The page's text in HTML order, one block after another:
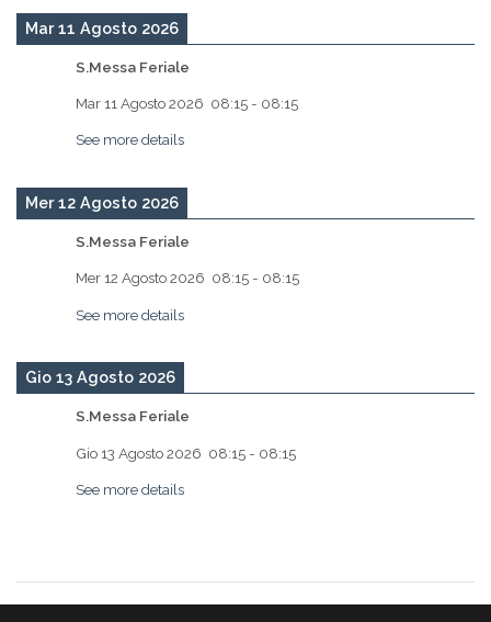
Mar 11 Agosto 2026
S.Messa Feriale
Mar 11 Agosto 2026 08:15 - 08:15
See more details
Mer 12 Agosto 2026
S.Messa Feriale
Mer 12 Agosto 2026 08:15 - 08:15
See more details
Gio 13 Agosto 2026
S.Messa Feriale
Gio 13 Agosto 2026 08:15 - 08:15
See more details